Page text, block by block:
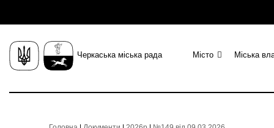
Черкаська міська рада Місто Міська